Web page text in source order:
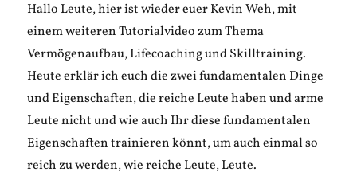
Hallo Leute, hier ist wieder euer Kevin Weh, mit
einem weiteren Tutorialvideo zum Thema
Vermögenaufbau, Lifecoaching und Skilltraining.
Heute erklär ich euch die zwei fundamentalen Dinge
und Eigenschaften, die reiche Leute haben und arme
Leute nicht und wie auch Ihr diese fundamentalen
Eigenschaften trainieren könnt, um auch einmal so
reich zu werden, wie reiche Leute, Leute.